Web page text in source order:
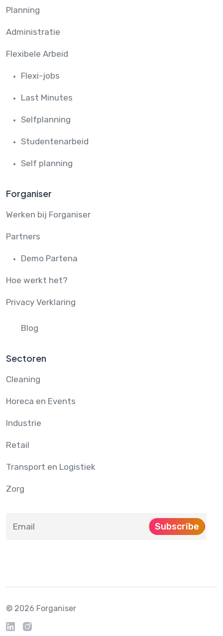
Planning
Administratie
Flexibele Arbeid
Flexi-jobs
Last Minutes
Selfplanning
Studentenarbeid
Self planning
Forganiser
Werken bij Forganiser
Partners
Demo Partena
Hoe werkt het?
Privacy Verklaring
Blog
Sectoren
Cleaning
Horeca en Events
Industrie
Retail
Transport en Logistiek
Zorg
Subscribe
© 2026 Forganiser